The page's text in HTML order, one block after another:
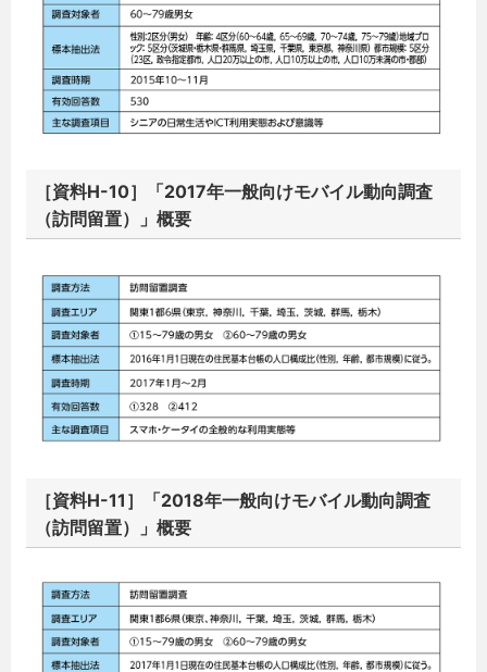
［資料H-10］「2017年一般向けモバイル動向調査
（訪問留置）」概要
［資料H-11］「2018年一般向けモバイル動向調査
（訪問留置）」概要